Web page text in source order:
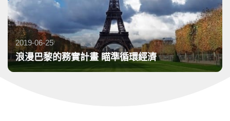
浪漫巴黎的務實計畫 瞄準循環經濟
2019-06-25 發布日期：